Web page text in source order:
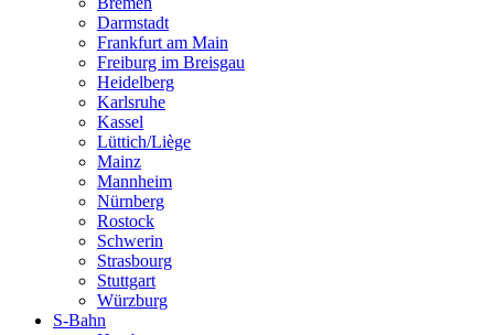
Darmstadt
Frankfurt am Main
Freiburg im Breisgau
Heidelberg
Karlsruhe
Kassel
Lüttich/Liège
Mainz
Mannheim
Nürnberg
Rostock
Schwerin
Strasbourg
Stuttgart
Würzburg
S-Bahn